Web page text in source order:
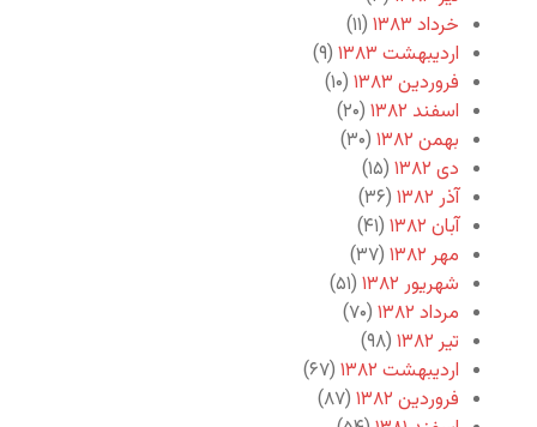
خرداد ۱۳۸۳
(۱۱)
اردیبهشت ۱۳۸۳
(۹)
فروردین ۱۳۸۳
(۱۰)
اسفند ۱۳۸۲
(۲۰)
بهمن ۱۳۸۲
(۳۰)
دی ۱۳۸۲
(۱۵)
آذر ۱۳۸۲
(۳۶)
آبان ۱۳۸۲
(۴۱)
مهر ۱۳۸۲
(۳۷)
شهریور ۱۳۸۲
(۵۱)
مرداد ۱۳۸۲
(۷۰)
تیر ۱۳۸۲
(۹۸)
اردیبهشت ۱۳۸۲
(۶۷)
فروردین ۱۳۸۲
(۸۷)